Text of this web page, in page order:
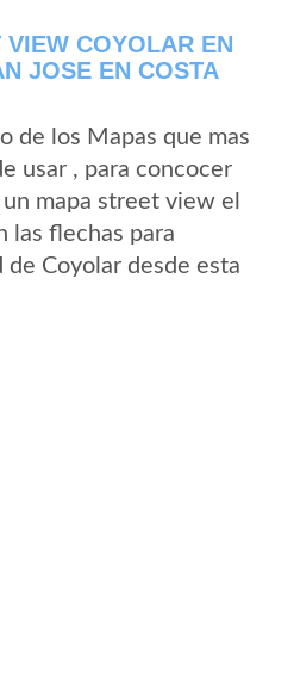
COYOLAR EN
JOSE EN COSTA
de los Mapas que mas
usar , para concocer
mapa street view el
las flechas para
Coyolar desde esta